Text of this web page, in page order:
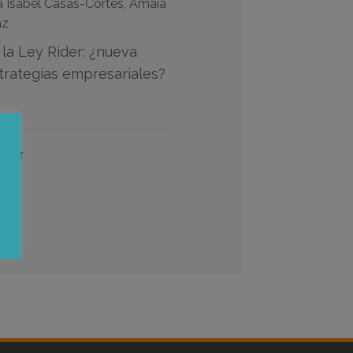
Isabel Casas-Cortés, Amaia
Ley Rider: ¿nueva
empresariales?